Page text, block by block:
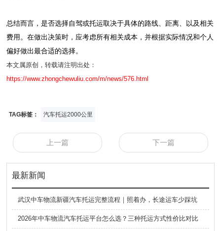
总结而言，是否选择自驾或托运取决于具体的路线、距离、以及相关
费用。在做出决策时，应考虑所有相关成本，并根据实际情况和个人
偏好做出最合适的选择。
本文属原创，转载请注明出处：
https://www.zhongchewuliu.com/m/news/576.html
TAG标签： 汽车托运2000公里
上一篇 下一篇
最新新闻
武汉中车物流新疆汽车托运完整流程｜照着办，长途运车少踩坑
2026年中车物流汽车托运平台怎么选？三种托运方式性价比对比